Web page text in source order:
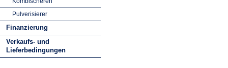
Pulverisierer
Finanzierung
Verkaufs- und
Lieferbedingungen